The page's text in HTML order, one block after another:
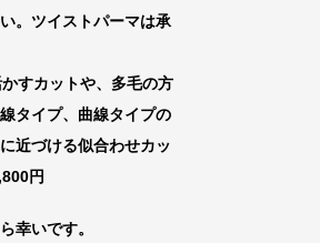
。ツイストパーマは承
すカットや、多毛の方
タイプ、曲線タイプの
近づける似合わせカッ
円
幸いです。